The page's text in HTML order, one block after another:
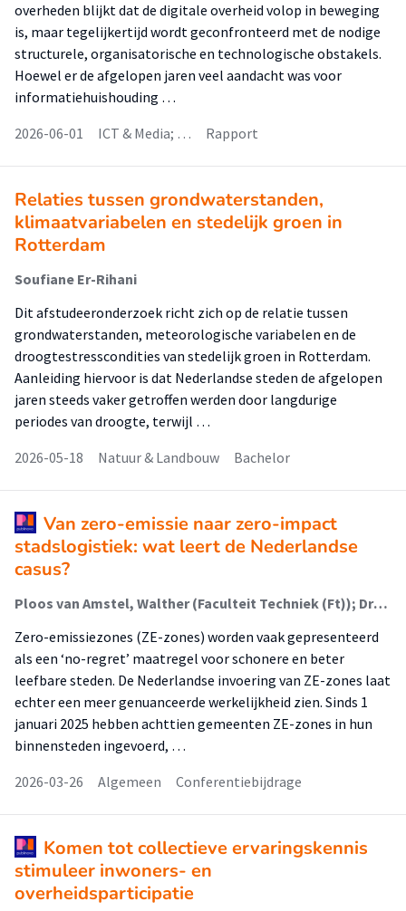
overheden blijkt dat de digitale overheid volop in beweging
is, maar tegelijkertijd wordt geconfronteerd met de nodige
structurele, organisatorische en technologische obstakels.
Hoewel er de afgelopen jaren veel aandacht was voor
informatiehuishouding …
2026-06-01
ICT & Media; … Rapport
Relaties tussen grondwaterstanden,
klimaatvariabelen en stedelijk groen in
Rotterdam
Soufiane Er-Rihani
Dit afstudeeronderzoek richt zich op de relatie tussen
grondwaterstanden, meteorologische variabelen en de
droogtestresscondities van stedelijk groen in Rotterdam.
Aanleiding hiervoor is dat Nederlandse steden de afgelopen
jaren steeds vaker getroffen werden door langdurige
periodes van droogte, terwijl …
2026-05-18
Natuur & Landbouw Bachelor
Van zero-emissie naar zero-impact
stadslogistiek: wat leert de Nederlandse
casus?
Ploos van Amstel, Walther (Faculteit Techniek (Ft)); Dreischerf, Anna; Buijs, Paul
Zero-emissiezones (ZE-zones) worden vaak gepresenteerd
als een ‘no-regret’ maatregel voor schonere en beter
leefbare steden. De Nederlandse invoering van ZE-zones laat
echter een meer genuanceerde werkelijkheid zien. Sinds 1
januari 2025 hebben achttien gemeenten ZE-zones in hun
binnensteden ingevoerd, …
2026-03-26
Algemeen Conferentiebijdrage
Komen tot collectieve ervaringskennis
stimuleer inwoners- en
overheidsparticipatie